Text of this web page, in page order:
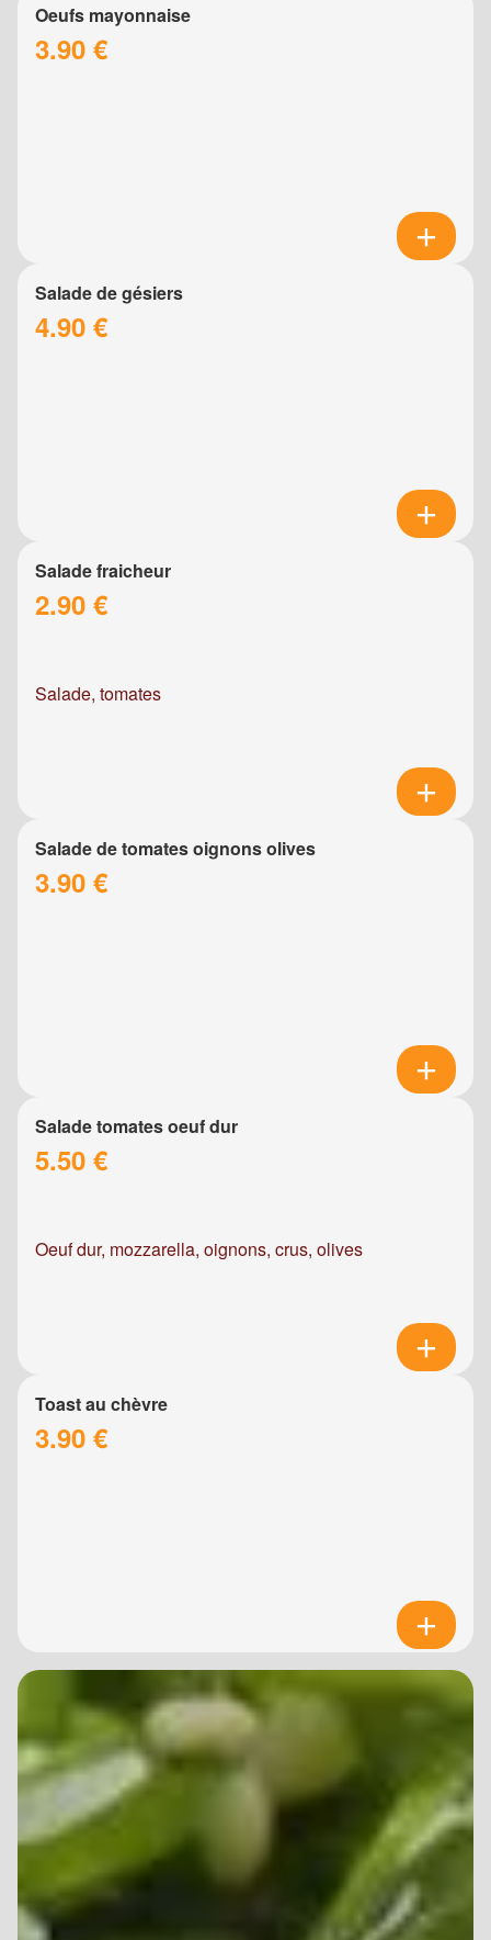
Oeufs mayonnaise
3.90 €
Salade de gésiers
4.90 €
Salade fraicheur
2.90 €
Salade, tomates
Salade de tomates oignons olives
3.90 €
Salade tomates oeuf dur
5.50 €
Oeuf dur, mozzarella, oignons, crus, olives
Toast au chèvre
3.90 €